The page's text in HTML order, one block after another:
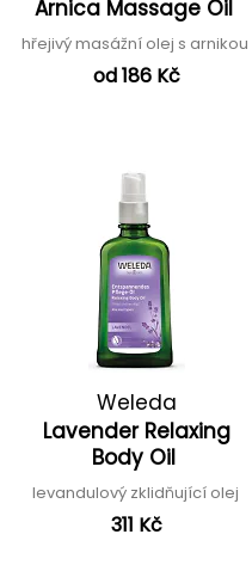
Arnica Massage Oil
hřejivý masážní olej s arnikou
od 186 Kč
Weleda
Lavender Relaxing
Body Oil
levandulový zklidňující olej
311 Kč